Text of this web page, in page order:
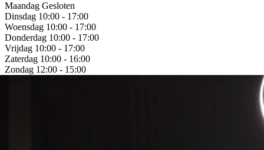
Maandag Gesloten
Dinsdag 10:00 - 17:00
Woensdag 10:00 - 17:00
Donderdag 10:00 - 17:00
Vrijdag 10:00 - 17:00
Zaterdag 10:00 - 16:00
Zondag 12:00 - 15:00